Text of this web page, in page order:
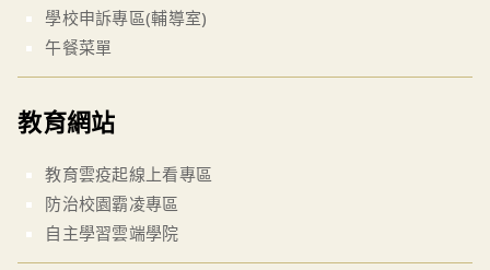
學校申訴專區(輔導室)
午餐菜單
教育網站
教育雲疫起線上看專區
防治校園霸凌專區
自主學習雲端學院